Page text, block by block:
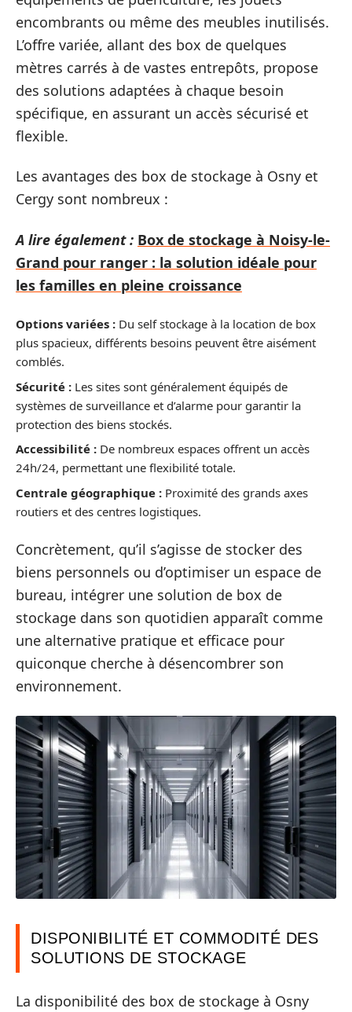
encombrants ou même des meubles inutilisés.
L’offre variée, allant des box de quelques
mètres carrés à de vastes entrepôts, propose
des solutions adaptées à chaque besoin
spécifique, en assurant un accès sécurisé et
flexible.
Les avantages des box de stockage à Osny et
Cergy sont nombreux :
A lire également : Box de stockage à Noisy-le-
Grand pour ranger : la solution idéale pour
les familles en pleine croissance
Options variées : Du self stockage à la location de box
plus spacieux, différents besoins peuvent être aisément
comblés.
Sécurité : Les sites sont généralement équipés de
systèmes de surveillance et d’alarme pour garantir la
protection des biens stockés.
Accessibilité : De nombreux espaces offrent un accès
24h/24, permettant une flexibilité totale.
Centrale géographique : Proximité des grands axes
routiers et des centres logistiques.
Concrètement, qu’il s’agisse de stocker des
biens personnels ou d’optimiser un espace de
bureau, intégrer une solution de box de
stockage dans son quotidien apparaît comme
une alternative pratique et efficace pour
quiconque cherche à désencombrer son
environnement.
DISPONIBILITÉ ET COMMODITÉ DES
SOLUTIONS DE STOCKAGE
La disponibilité des box de stockage à Osny